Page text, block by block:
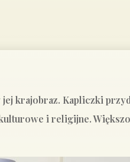
jej krajobraz. Kapliczki
i religijne.